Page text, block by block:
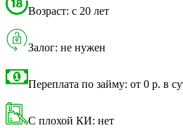
Возраст: с 20 лет
Залог: не нужен
Переплата по займу: от 0 р. в
С плохой КИ: нет